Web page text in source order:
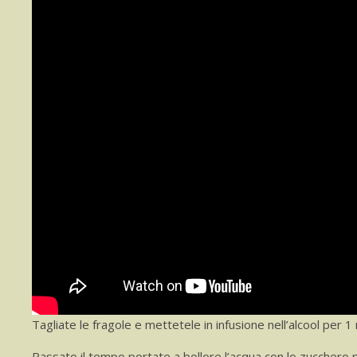
Tagliate le fragole e mettetele in infusione nell’alcool per